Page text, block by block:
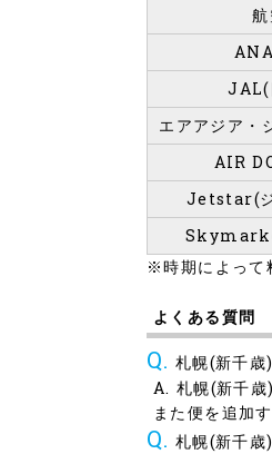
JAL(
エアアジア
AIR
Jetstar(ジ
Skymark(
※時期によって
よくある質問
札幌(新千歳
札幌(新千
また便を追加
札幌(新千歳